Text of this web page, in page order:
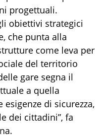
progettuali.
obiettivi strategici
che punta alla
come leva per
del territorio
gare segna il
a quella
di sicurezza,
dei cittadini”, fa